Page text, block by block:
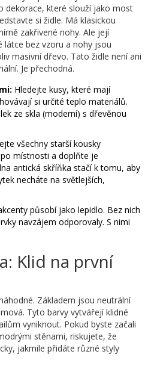
dekorace, které slouží jako most
si židle. Má klasickou
zakřivené nohy. Ale její
látce bez vzoru a nohy jsou
masivní dřevo. Tato židle není ani
Je přechodná.
Hledejte kusy, které mají
si určité teplo materiálů.
ze skla (moderní) s dřevěnou
všechny starší kousky
místnosti a doplňte je
antická skříňka stačí k tomu, aby
necháte na světlejších,
působí jako lepidlo. Bez nich
navzájem odporovaly. S nimi
Klid na první
Základem jsou neutrální
Tyto barvy vytvářejí klidné
vyniknout. Pokud byste začali
stěnami, riskujete, že
jakmile přidáte různé styly